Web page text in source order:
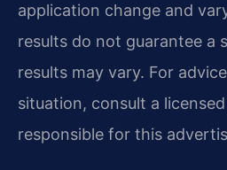
application change and
results do not guarantee a
results may vary. For
situation, consult a
responsible for this